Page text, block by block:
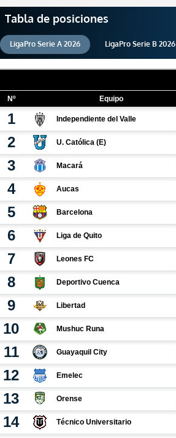
Tabla de posiciones
LigaPro Serie A 2026 LigaPro Serie B 2026